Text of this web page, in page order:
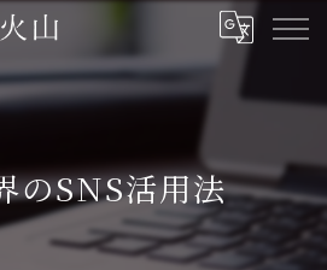
のSNS活用法